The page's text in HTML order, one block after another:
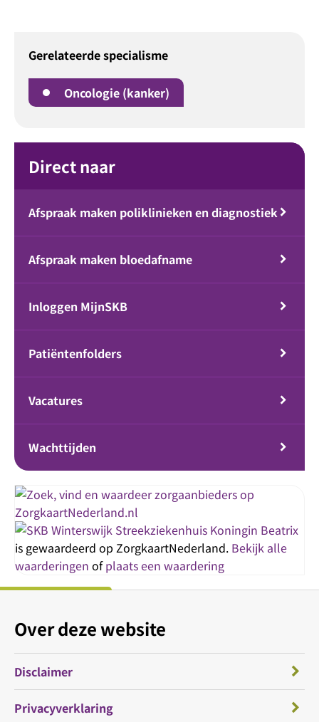
Gerelateerde specialisme
Oncologie (kanker)
Direct naar
Afspraak maken poliklinieken en diagnostiek
Afspraak maken bloedafname
Inloggen MijnSKB
Patiëntenfolders
Vacatures
Wachttijden
Streekziekenhuis Koningin Beatrix
is gewaardeerd op ZorgkaartNederland. Bekijk alle
waarderingen ofplaats een waardering
Over deze website
Disclaimer
Privacyverklaring